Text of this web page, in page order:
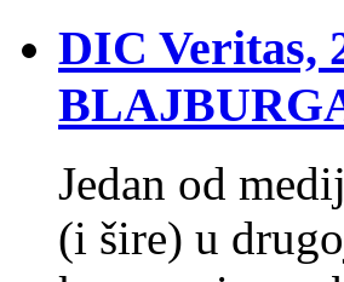
DIC Veritas,
Jedan od
(i šire) u